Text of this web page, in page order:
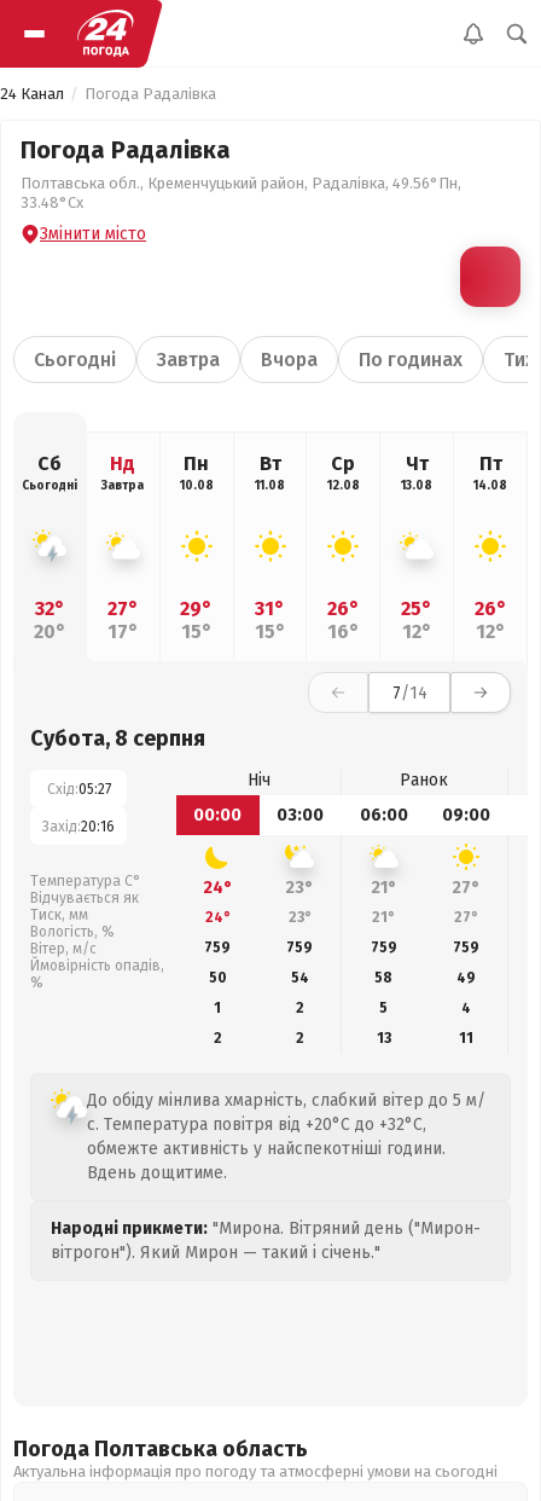
24 Канал Погода Радалівка
Погода Радалівка
Полтавська обл., Кременчуцький район, Радалівка, 49.56°Пн,
33.48°Сх
Змінити місто
Сьогодні Завтра Вчора По годинах
Сб
Сьогодні
32°
20°
Нд
Завтра
27°
17°
Пн
10.08
29°
15°
Вт
11.08
31°
15°
Ср
12.08
26°
16°
Чт
13.08
25°
12°
Пт
14.08
26°
12°
7/14
Субота, 8 серпня
Схід:05:27
Захід:20:16
Температура С°
Відчувається як
Тиск, мм
Вологість, %
Вітер, м/с
Ймовірність опадів,
%
Ніч
Ранок
00:00
03:00 06:00 09:00
24° 23° 21° 27°
24° 23° 21° 27°
759
759 759 759
50
54 58 49
1
2 5
4
2
2 13 11
До обіду мінлива хмарність, слабкий вітер до 5 м/
с. Температура повітря від +20°C до +32°C,
обмежте активність у найспекотніші години.
Вдень дощитиме.
Народні прикмети: "Мирона. Вітряний день ("Мирон-
вітрогон"). Який Мирон — такий і січень."
Погода Полтавська область
Актуальна інформація про погоду та атмосферні умови на сьогодні